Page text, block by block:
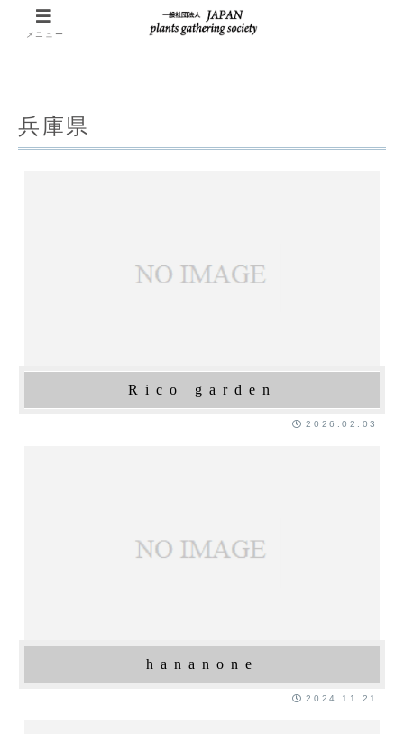
兵庫県
Rico garden
2026.02.03
hananone
2024.11.21
メニュー